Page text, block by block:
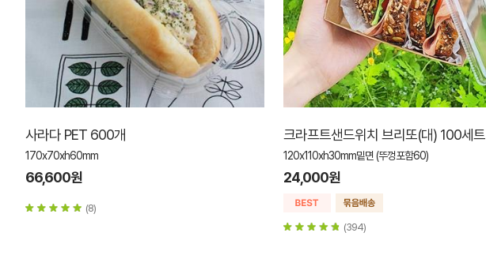
사라다 PET 600개
170x70xh60mm
66,600원
(8)
크라프트샌드위치 브리또(대) 100세트
120x110xh30mm밑면 (뚜껑포함60)
24,000원
(394)